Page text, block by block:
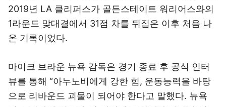
2019년 LA 클리퍼스가 골든스테이트 워리어스와의
1라운드 맞대결에서 31점 차를 뒤집은 이후 처음 나
온 기록이었다.
마이크 브라운 뉴욕 감독은 경기 종료 후 공식 인터
뷰를 통해 “아누노비에게 강한 힘, 운동능력을 바탕
으로 리바운드 괴물이 되어야 한다고 말했다. 뉴욕